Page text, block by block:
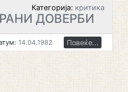
Категорија: критика
ДОВЕРБИ
14.04.1982 Повеќе...